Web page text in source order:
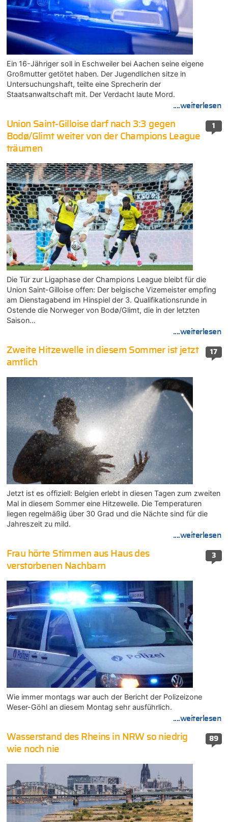
Ein 16-Jähriger soll in Eschweiler bei Aachen seine eigene
Großmutter getötet haben. Der Jugendlichen sitze in
Untersuchungshaft, teilte eine Sprecherin der
Staatsanwaltschaft mit. Der Verdacht laute Mord.
....weiterlesen
1
Union Saint-Gilloise darf nach 3:3 gegen
Bodø/Glimt weiter von der Champions League
träumen
Die Tür zur Ligaphase der Champions League bleibt für die
Union Saint-Gilloise offen: Der belgische Vizemeister empfing
am Dienstagabend im Hinspiel der 3. Qualifikationsrunde in
Ostende die Norweger von Bodø/Glimt, die in der letzten
Saison…
....weiterlesen
17
Zweite Hitzewelle in diesem Sommer ist jetzt
amtlich
Jetzt ist es offiziell: Belgien erlebt in diesen Tagen zum zweiten
Mal in diesem Sommer eine Hitzewelle. Die Temperaturen
liegen regelmäßig über 30 Grad und die Nächte sind für die
Jahreszeit zu mild.
....weiterlesen
3
Frau hörte Stimmen aus Haus des
verstorbenen Nachbarn
Wie immer montags war auch der Bericht der Polizeizone
Weser-Göhl an diesem Montag sehr ausführlich.
....weiterlesen
89
Wasserstand des Rheins in NRW so niedrig
wie noch nie